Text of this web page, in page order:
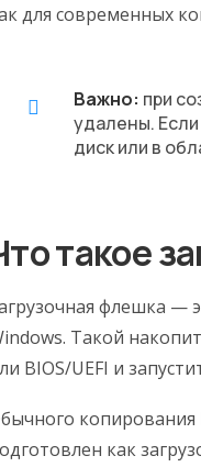
для современных
Важно: при
удалены.
диск или в
такое
флешка —
Такой
BIOS/UEFI и
копирования
как